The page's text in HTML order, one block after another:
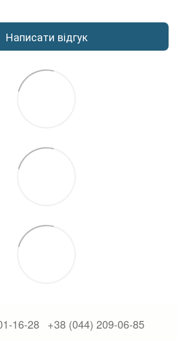
Написати відгук
16-28 +38 (044) 209-06-85